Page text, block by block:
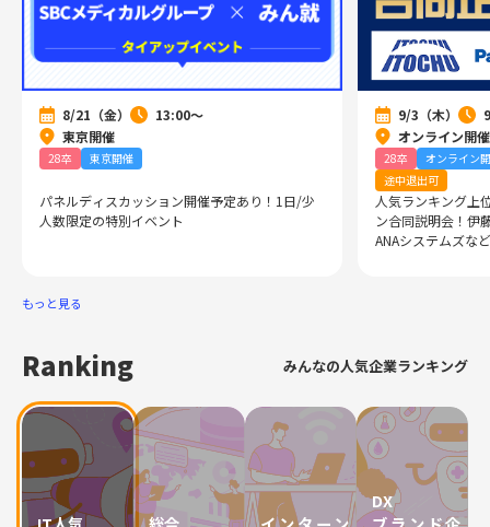
8/21（金）
13:00～
東京開催
28卒 東京開催
パネルディスカッション開催予定あり！1日/少
人数限定の特別イベント
9/3（木）
オンライン開催
28卒
オンライン
途中退出可
人気ランキング上
ン合同説明会！伊
ANAシステムズな
もっと見る
Ranking みんなの人気企業ランキング
DX